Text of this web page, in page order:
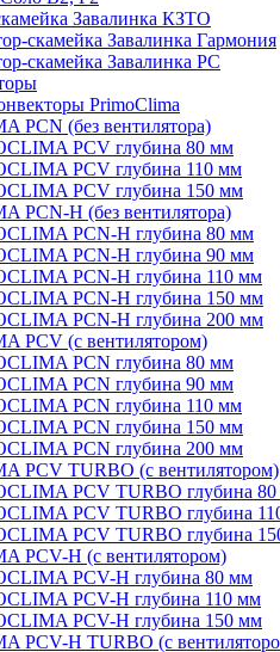
Завалинка КЗТО
скамейка Завалинка Гармония
скамейка Завалинка РС
PrimoClima
PCN (без вентилятора)
PCV глубина 80 мм
PCV глубина 110 мм
PCV глубина 150 мм
PCN-H (без вентилятора)
PCN-H глубина 80 мм
PCN-H глубина 90 мм
PCN-H глубина 110 мм
PCN-H глубина 150 мм
PCN-H глубина 200 мм
PCV (c вентилятором)
PCN глубина 80 мм
PCN глубина 90 мм
PCN глубина 110 мм
PCN глубина 150 мм
PCN глубина 200 мм
PCV TURBO (c вентилятором)
PCV TURBO глубина
PCV TURBO глубина
PCV TURBO глубина
PCV-H (c вентилятором)
PCV-H глубина 80 мм
PCV-H глубина 110 мм
PCV-H глубина 150 мм
PCV-H TURBO (c